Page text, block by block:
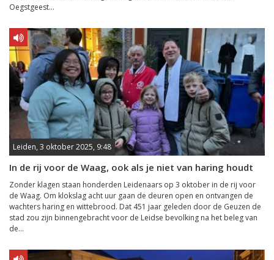
Oegstgeest...
Leiden, 3 oktober 2025, 9:48
In de rij voor de Waag, ook als je niet van haring houdt
Zonder klagen staan honderden Leidenaars op 3 oktober in de rij voor
de Waag. Om klokslag acht uur gaan de deuren open en ontvangen de
wachters haring en wittebrood. Dat 451 jaar geleden door de Geuzen de
stad zou zijn binnengebracht voor de Leidse bevolking na het beleg van
de...